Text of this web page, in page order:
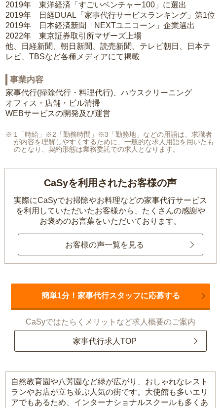
2019年 東洋経済「すごいベンチャー100」に選出
2019年 日経DUAL「家事代行サービスランキング」第1位
2019年 日本経済新聞「NEXTユニコーン」企業選出
2022年 東京証券取引所マザーズ上場
他、日経新聞、朝日新聞、読売新聞、テレビ朝日、日本テ
レビ、TBSなど各種メディアにて掲載
事業内容
家事代行(掃除代行・料理代行)、ハウスクリーニング
オフィス・店舗・ビル清掃
WEBサービスの開発及び運営
1「時給」※2「勤務時間」※3「勤務地」などの用語は、求職者
が内容を理解しやすくするために、一般的な求人用語を用いたも
のとなり、契約形態は業務委託での求人となります。
CaSyを利用されたお客様の声
実際にCaSyでお掃除やお料理などの家事代行サービス
を利用していただいたお客様から、 たくさんの感謝や
お褒めのお言葉をいただいております。
お客様の声一覧を見る
簡単1分！家事代行スタッフに応募する
CaSyではたらくメリットなど求人概要のご案内
家事代行求人TOP
自然教育園や八芳園など緑が広がり、おしゃれなレスト
ランやお店が立ち並ぶ人気の街です。大使館も多いエリ
アでもあるため、インターナショナルスクールも多くあ